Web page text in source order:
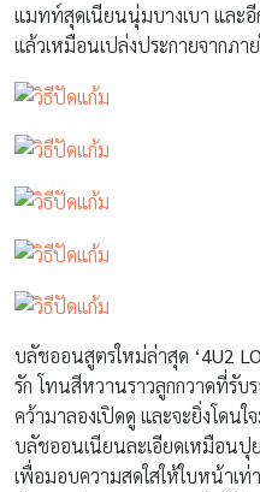
แมทท์สุดเนียนนุ่มบางเบา และอี
แล้วเหมือนเปล่งประกายจากภา
บลัชออนสูตรใหม่ล่าสุด ‘4U2
รัก โทนสีหวานราวลูกกวาดที่รับ
คว้ามาลองเปิดดู และจะยิ่งโดน
บลัชออนเนียนละเอียดเหมือน
เพื่อมอบความสดใสให้ใบหน้า